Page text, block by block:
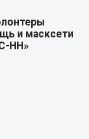
и масксети
НН»